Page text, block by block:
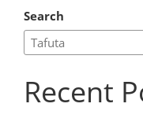
Search
Recent